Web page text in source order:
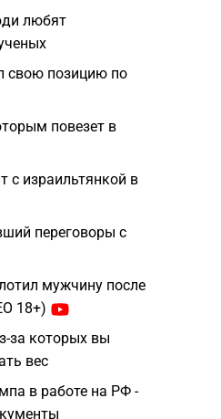
любят
свою позицию по
повезет в
с израильтянкой в
переговоры с
мужчину после
18+)
за которых вы
вес
в работе на РФ -